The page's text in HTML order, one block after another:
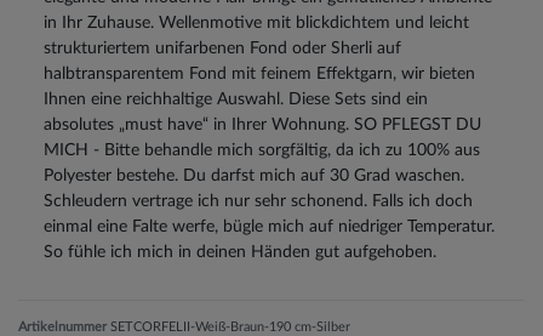
in Ihr Zuhause. Wellenmotive mit blickdichtem und leicht
strukturiertem unifarbenen Fond oder Sherli auf
halbtransparentem Fond mit feinem Effektgarn, wir bieten
Ihnen eine reichhaltige Auswahl. Diese Sets sind ein
absolutes „must have“ in Ihrer Wohnung. SO PFLEGST DU
MICH - Bitte behandle mich sorgfältig, da ich zu 100% aus
Polyester bestehe. Du darfst mich auf 30 Grad waschen.
Schleudern vertrage ich nur sehr schonend. Falls ich doch
einmal eine Falte werfe, bügle mich auf niedriger Temperatur.
So fühle ich mich in deinen Händen gut aufgehoben.
Artikelnummer SETCORFELII-Weiß-Braun-190 cm-Silber